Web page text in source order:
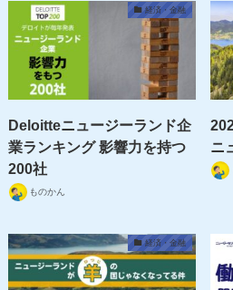
経済・金融
Deloitteニュージーランド企
業ランキング 影響力を持つ
200社
ものかん
ニ
経済・金融